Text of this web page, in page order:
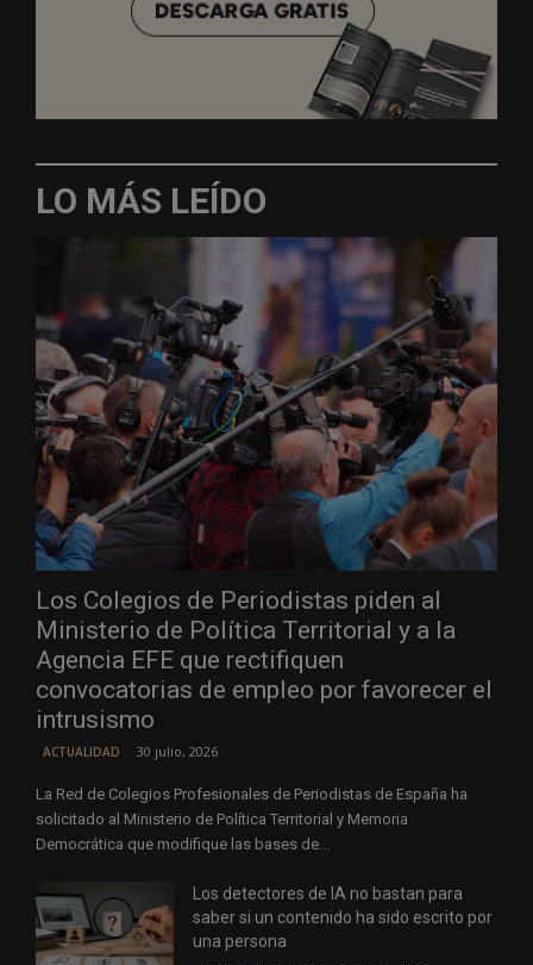
LO MÁS LEÍDO
Los Colegios de Periodistas piden al
Ministerio de Política Territorial y a la
Agencia EFE que rectifiquen
convocatorias de empleo por favorecer el
intrusismo
ACTUALIDAD 30 julio, 2026
La Red de Colegios Profesionales de Periodistas de España ha
solicitado al Ministerio de Política Territorial y Memoria
Democrática que modifique las bases de...
Los detectores de IA no bastan para
saber si un contenido ha sido escrito por
una persona